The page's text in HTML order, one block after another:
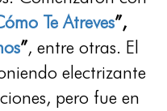
Te Atreves”,
”, entre otras. El
electrizante
pero fue en